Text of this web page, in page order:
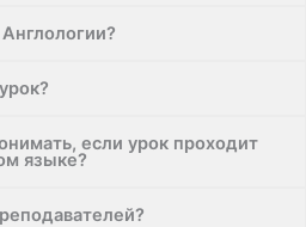
если урок проходит
языке?